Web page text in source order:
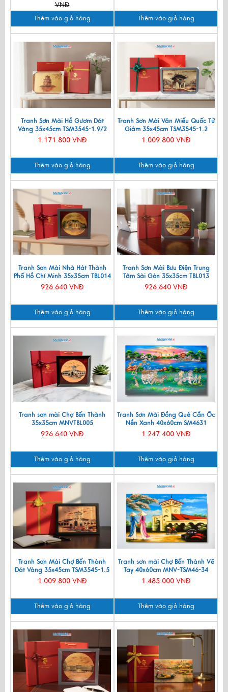
VNĐ
Thêm vào giỏ hàng Thêm vào giỏ hàng
Tranh Sơn Mài Hồ Gươm Dát
Vàng 35x45cm TSM3545-1.9/2
1.171.800 VNĐ
Thêm vào giỏ hàng
Tranh Sơn Mài Văn Miếu Quốc Tử
Giám 35x45cm TSM3545-1.2
1.009.800 VNĐ
Thêm vào giỏ hàng
Tranh Sơn Mài Nhà Hát Thành
Phố Hồ Chí Minh 35x35cm TBL014
926.640 VNĐ
Thêm vào giỏ hàng
Tranh Sơn Mài Bưu Điện Trung
Tâm Sài Gòn 35x35cm TBL013
926.640 VNĐ
Thêm vào giỏ hàng
Tranh sơn mài Chợ Bến Thành
35x35cm MNVTBL005
926.640 VNĐ
Thêm vào giỏ hàng
Tranh Sơn Mài Đồng Quê Cẩn Ốc
Nền Xanh 40x60cm SM4631
1.247.400 VNĐ
Thêm vào giỏ hàng
Tranh Sơn Mài Chợ Bến Thành
Dát Vàng 35x45cm TSM3545-1.5
1.009.800 VNĐ
Thêm vào giỏ hàng
Tranh sơn mài Chợ Bến Thành Vẽ
Tay 40x60cm MNV-TSM46-34
1.485.000 VNĐ
Thêm vào giỏ hàng